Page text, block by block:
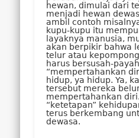
hewan, dimulai dari
menjadi hewan
ambil contoh
kupu-kupu itu
layaknya manusia,
akan berpikir bahwa
telur atau
harus bersusah-payah
“mempertahankan
hidup, ya hidup. Ya,
tersebut mereka
mempertahankan
“ketetapan”
terus berkembang
dewasa.